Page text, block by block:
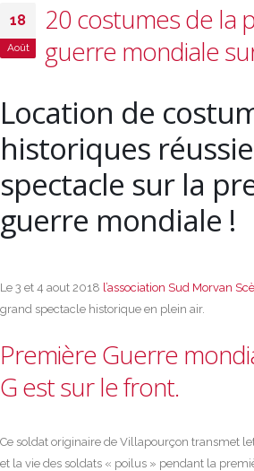
18
Août
20 costumes de la
guerre mondiale
Location de
historiques
spectacle sur la
guerre mondiale !
Le 3 et 4 aout 2018 l’association Sud Morvan
grand spectacle historique en plein air.
Première Guerre
Gest sur le front.
Ce soldat originaire de Villapourçon transmet
et la vie des soldats « poilus » pendant la